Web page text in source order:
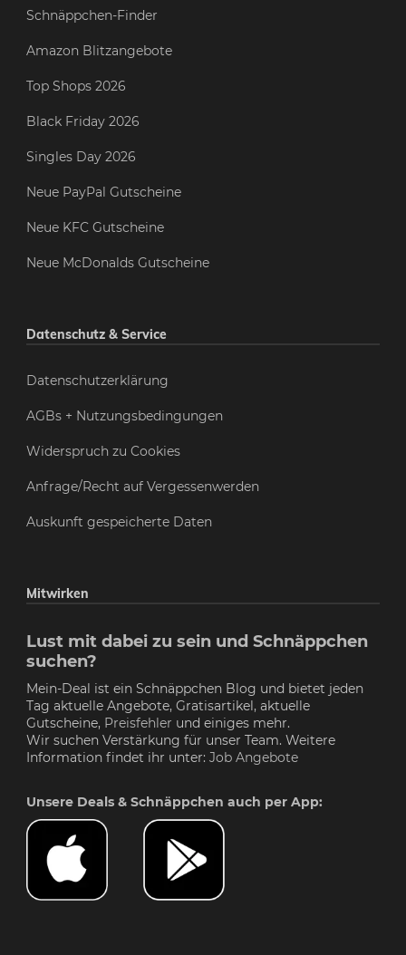
Schnäppchen-Finder
Amazon Blitzangebote
Top Shops 2026
Black Friday 2026
Singles Day 2026
Neue PayPal Gutscheine
Neue KFC Gutscheine
Neue McDonalds Gutscheine
Datenschutz & Service
Datenschutzerklärung
AGBs + Nutzungsbedingungen
Widerspruch zu Cookies
Anfrage/Recht auf Vergessenwerden
Auskunft gespeicherte Daten
Mitwirken
Lust mit dabei zu sein und Schnäppchen
suchen?
Mein-Deal ist ein Schnäppchen Blog und bietet jeden
Tag aktuelle Angebote, Gratisartikel, aktuelle
Gutscheine, Preisfehler und einiges mehr.
Wir suchen Verstärkung für unser Team. Weitere
Information findet ihr unter: Job Angebote
Unsere Deals & Schnäppchen auch per App: